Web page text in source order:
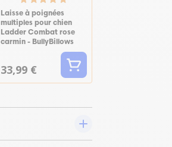
Laisse à poignées
multiples pour chien
Ladder Combat rose
carmin - BullyBillows
33,99 €